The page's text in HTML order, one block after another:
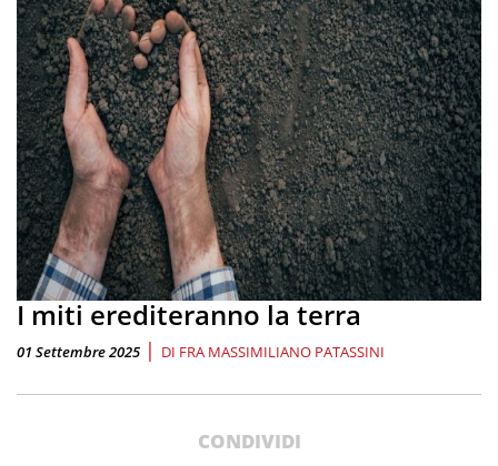
I miti erediteranno la terra
01 Settembre 2025 | DI FRA MASSIMILIANO PATASSINI
CONDIVIDI